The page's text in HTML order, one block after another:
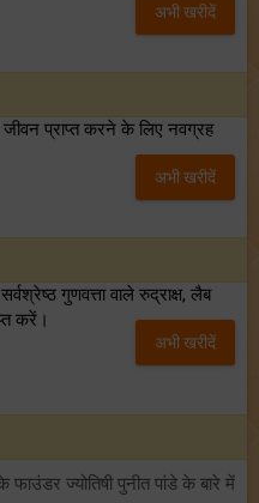
अभी खरीदें
प्राप्त करने के लिए नवग्रह
अभी खरीदें
गुणवत्ता वाले रुद्राक्ष, लैब
करें।
अभी खरीदें
ज्योतिषी पुनीत पांडे के बारे में